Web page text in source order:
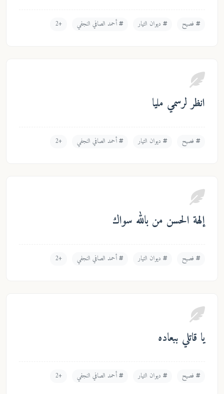
فصيح ديوان التيار أحمد الصافي النجفي +2
انظر لرسمي مليا
فصيح ديوان التيار أحمد الصافي النجفي +2
إلهة الحسن من بالله سواك
فصيح ديوان التيار أحمد الصافي النجفي +2
يا قاتلي ببعاده
فصيح ديوان التيار أحمد الصافي النجفي +2